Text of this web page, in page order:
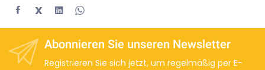
X
Abonnieren Sie unseren Newsletter
Registrieren Sie sich jetzt, um regelmäßig per E-